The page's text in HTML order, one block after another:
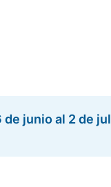
junio al 2 de